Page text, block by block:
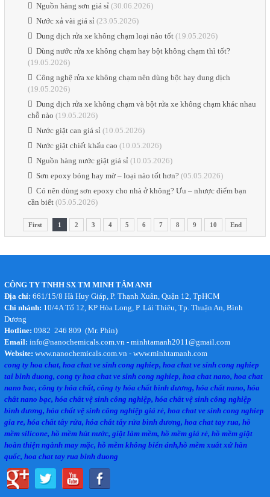
Nguồn hàng sơn giá sỉ (30.06.2026)
Nước xả vài giá sỉ (23.05.2026)
Dung dịch rửa xe không chạm loại nào tốt(19.05.2026)
Dùng nước rửa xe không chạm hay bột không chạm thì tốt?
(19.05.2026)
Công nghệ rửa xe không chạm nên dùng bột hay dung dịch
(19.05.2026)
Dung dịch rửa xe không chạm và bột rửa xe không chạm khác nhau
chỗ nào (19.05.2026)
Nước giặt can giá sỉ (10.05.2026)
Nước giặt chiết khấu cao (10.05.2026)
Nguồn hàng nước giặt giá sỉ (10.05.2026)
Sơn epoxy bóng hay mờ – loại nào tốt hơn?(05.05.2026)
Có nên dùng sơn epoxy cho nhà ở không? Ưu – nhược điểm bạn
cần biết(05.05.2026)
First 1 2 3 4 5 6 7 8 9 10 End
CÔNG TY TNHH SX TM MINH TÂM ANH
Địa chỉ: 661/15/8 Hà Huy Giáp, P. Thạnh Xuân, Quận 12, TpHCM
Chi nhánh: 10/4A Tổ 12, KP Hòa Long, P. Lái Thiêu, Tp. Thuận An, Bình
Dương
Hotline: 0982 246 809 (Mr. Phin)
Email: info@nanochemicals.com.vn - minhtamanh2011@gmail.com
Website: www.nanochemicals.com.vn - www.minhtamanh.com
cong ty hoa chat, hoa chat ve sinh cong nghiep, hoa chat ve sinh cong nghiep
tai binh duong, cong ty hoa chat ve sinh cong nghiep, hoa chat nano, hoa chat
nano bac, công ty hóa chất, công ty hóa chất bình dương, hóa chất nano, hóa
chất nano bạc, hóa chất vệ sinh công nghiệp, hóa chất vệ sinh công nghiệp
bình dương, hóa chất vệ sinh công nghiệp giá rẻ, hoa chat ve sinh cong nghiep
gia re, hóa chất tẩy rửa, hóa chất tẩy rửa bình dương, hoa chat tay rua, hồ
mềm silicone, hồ mềm hút nước, giặt làm mềm, hồ mềm giá rẻ, hồ mềm giặt
hoàn thiện ngành may mặc, hồ mềm không biến ánh,hồ mềm xuất xứ hàn
quốc, hoa chat tay rua binh duong